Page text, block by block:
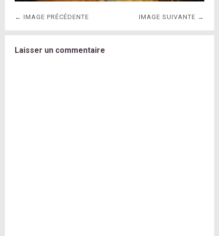
← IMAGE PRÉCÉDENTE IMAGE SUIVANTE →
Laisser un commentaire